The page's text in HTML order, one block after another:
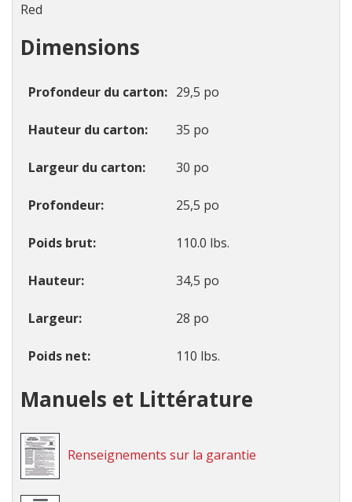
Red
Dimensions
Profondeur du carton 29,5 po
Hauteur du carton 35 po
Largeur du carton 30 po
Profondeur 25,5 po
Poids brut 110.0 lbs.
Hauteur 34,5 po
Largeur 28 po
Poids net 110 lbs.
Manuels et Littérature
Renseignements sur la garantie